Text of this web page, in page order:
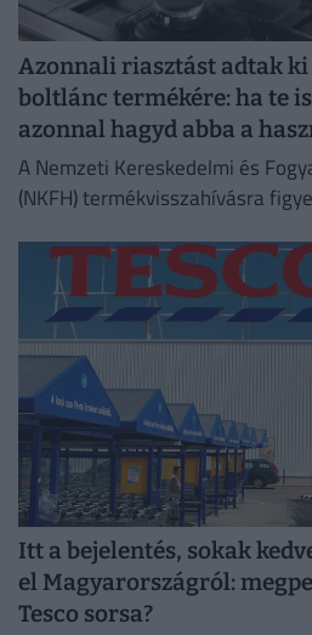
Azonnali riasztást adtak
boltlánc termékére: ha te
azonnal hagyd abba a
A Nemzeti Kereskedelmi és
(NKFH) termékvisszahívásra
Itt a bejelentés, sokak
el Magyarországról:
Tesco sorsa?